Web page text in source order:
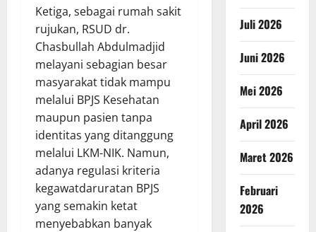
Ketiga, sebagai rumah sakit
rujukan, RSUD dr.
Chasbullah Abdulmadjid
melayani sebagian besar
masyarakat tidak mampu
melalui BPJS Kesehatan
maupun pasien tanpa
identitas yang ditanggung
melalui LKM-NIK. Namun,
adanya regulasi kriteria
kegawatdaruratan BPJS
yang semakin ketat
menyebabkan banyak
Juli 2026
Juni 2026
Mei 2026
April 2026
Maret 2026
Februari
2026